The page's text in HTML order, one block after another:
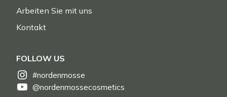
Arbeiten Sie mit uns
Kontakt
FOLLOW US
#nordenmosse
@nordenmossecosmetics